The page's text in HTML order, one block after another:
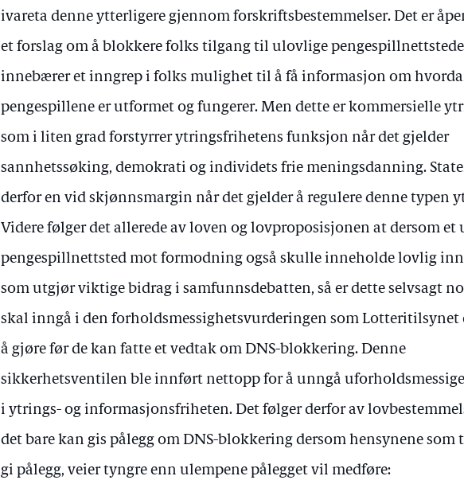
ivareta denne ytterligere gjennom forskriftsbestemmelser. Det er
et forslag om å blokkere folks tilgang til ulovlige
innebærer et inngrep i folks mulighet til å få informasjon om
pengespillene er utformet og fungerer. Men dette er kommersielle
som i liten grad forstyrrer ytringsfrihetens funksjon når det gjelder
sannhetssøking, demokrati og individets frie meningsdanning.
derfor en vid skjønnsmargin når det gjelder å regulere denne typen
Videre følger det allerede av loven og lovproposisjonen at dersom et
pengespillnettsted mot formodning også skulle inneholde lovlig
som utgjør viktige bidrag i samfunnsdebatten, så er dette selvsagt
skal inngå i den forholdsmessighetsvurderingen som Lotteritilsynet
å gjøre før de kan fatte et vedtak om DNS-blokkering. Denne
sikkerhetsventilen ble innført nettopp for å unngå
i ytrings- og informasjonsfriheten. Det følger derfor av
det bare kan gis pålegg om DNS-blokkering dersom hensynene som
gi pålegg, veier tyngre enn ulempene pålegget vil medføre: